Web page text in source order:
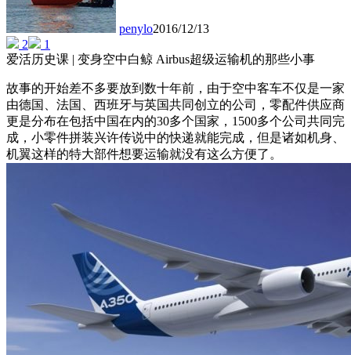
penylo2016/12/13
2
1
爱活历史课 | 变身空中白鲸 Airbus超级运输机的那些小事
故事的开始差不多要放到数十年前，由于空中客车不仅是一家
由德国、法国、西班牙与英国共同创立的公司，零配件供应商
更是分布在包括中国在内的30多个国家，1500多个公司共同完
成，小零件拼装兴许传说中的快递就能完成，但是诸如机身、
机翼这样的特大部件想要运输就没有这么方便了。